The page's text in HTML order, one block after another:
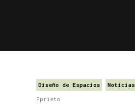
Diseño de Espacios Noticias
Pprieto